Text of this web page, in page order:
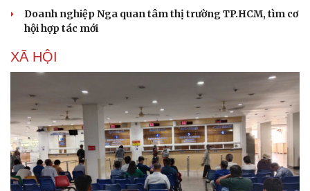
Di sản
Doanh nghiệp Nga quan tâm thị trường TP.HCM, tìm cơ
hội hợp tác mới
XÃ HỘI